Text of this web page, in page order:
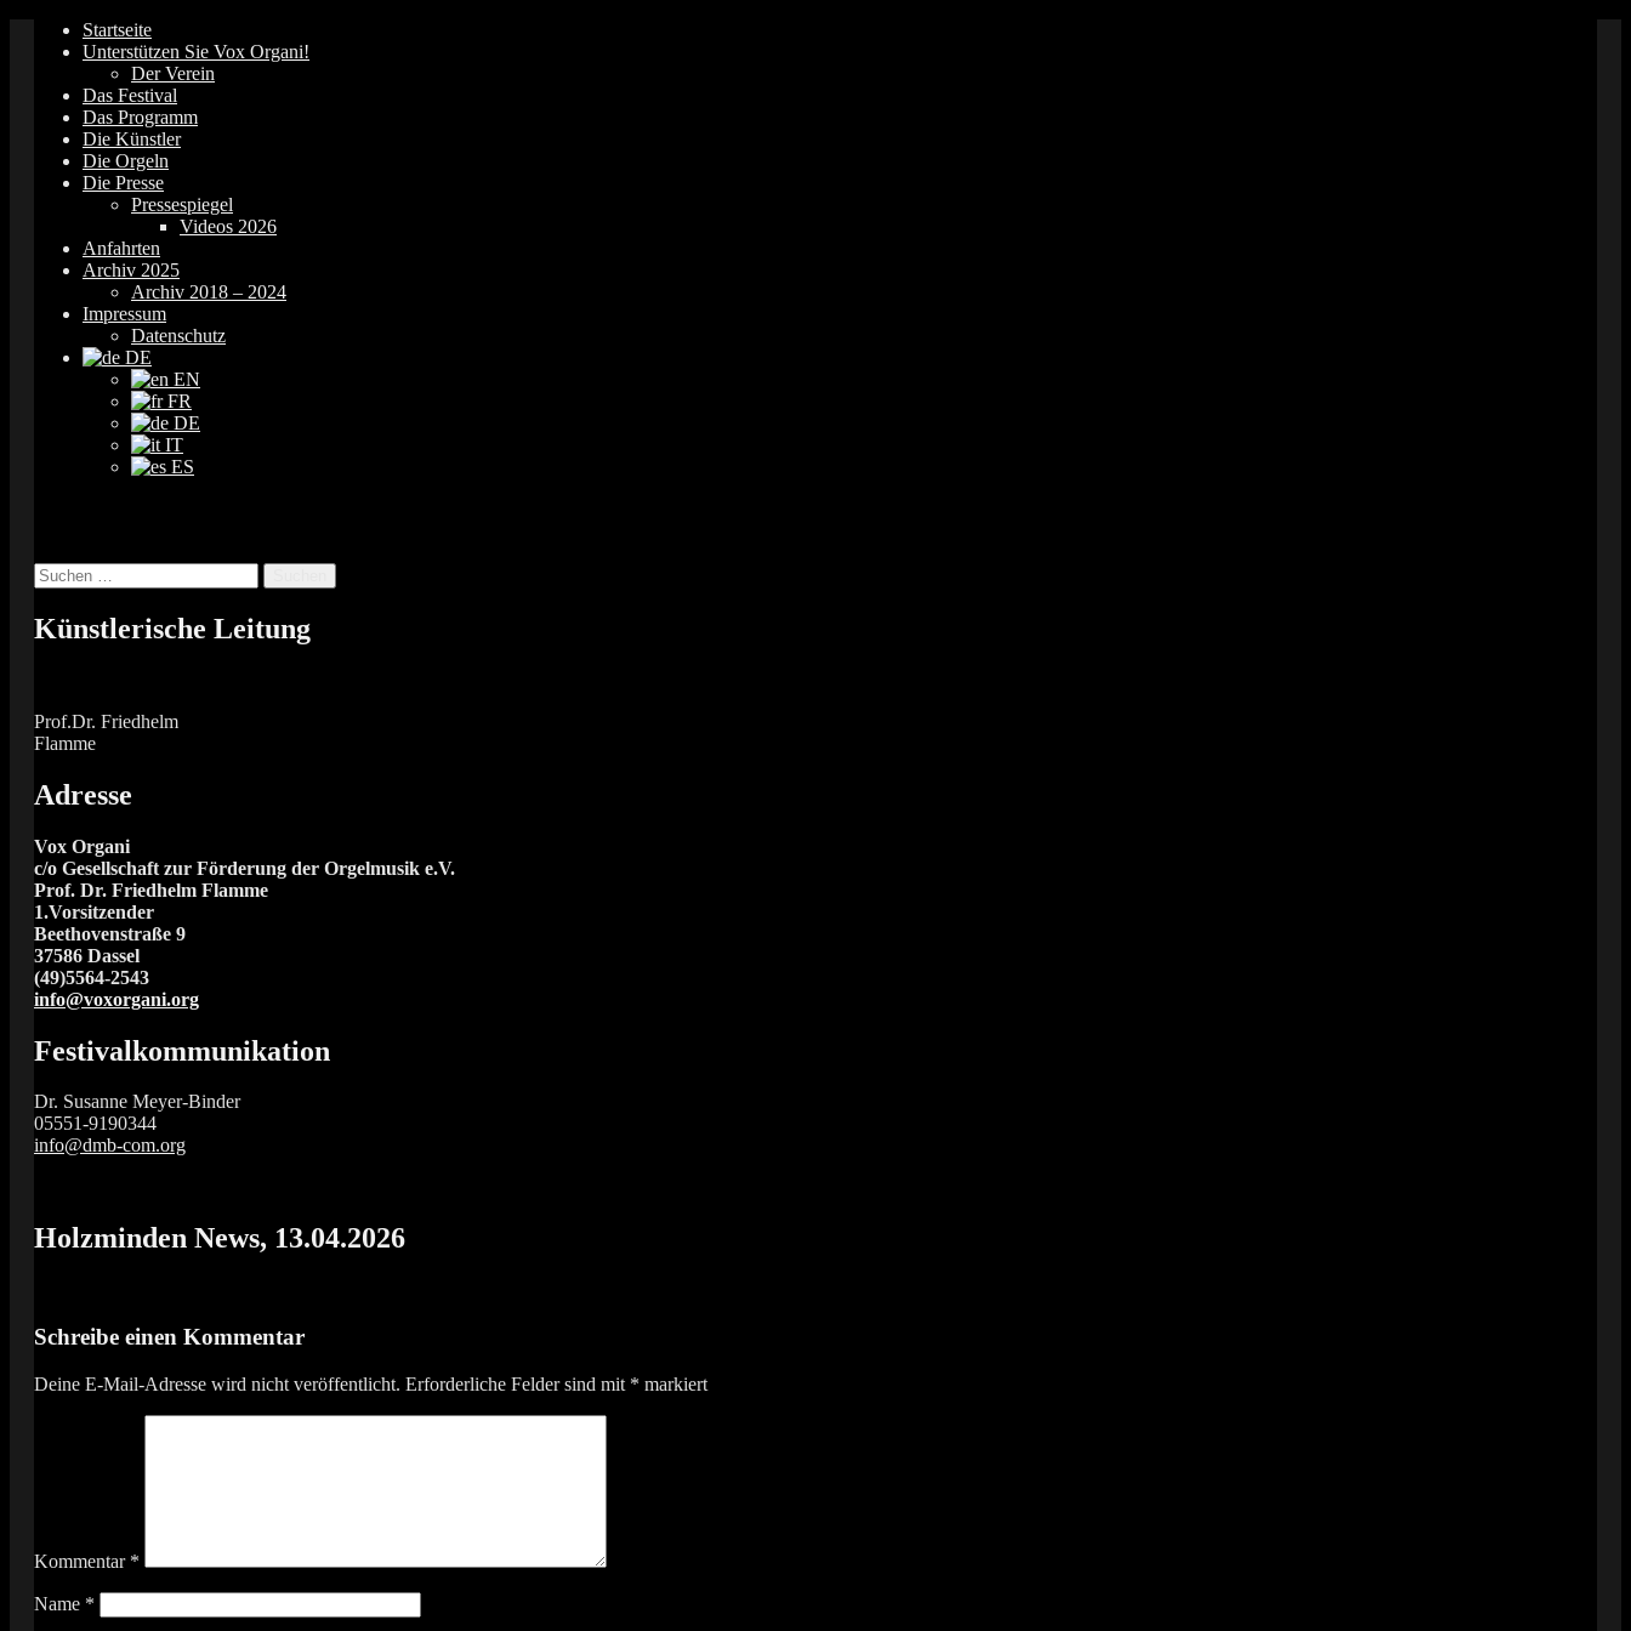
Springe
zum
Startseite
Unterstützen Sie Vox Organi!
Der Verein
Das Festival
Das Programm
Die Künstler
Die Orgeln
Die Presse
Pressespiegel
Videos 2026
Anfahrten
Archiv 2025
Archiv 2018 – 2024
Impressum
Datenschutz
DE
EN
FR
DE
IT
ES
Suchen
nach:
Künstlerische Leitung
Prof.Dr. Friedhelm
Flamme
Adresse
Vox Organi
c/o Gesellschaft zur Förderung der Orgelmusik e.V.
Prof. Dr. Friedhelm Flamme
1.Vorsitzender
Beethovenstraße 9
37586 Dassel
(49)5564-2543
info@voxorgani.org
Festivalkommunikation
Dr. Susanne Meyer-Binder
05551-9190344
info@dmb-com.org
Vox Organi
Holzminden News, 13.04.2026
Schreibe einen Kommentar
Deine E-Mail-Adresse wird nicht veröffentlicht. Erforderliche Felder sind mit * markiert
Kommentar *
Name *